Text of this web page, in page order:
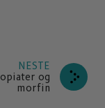
NESTE
og
morfin